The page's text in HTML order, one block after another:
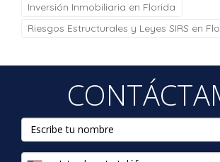
Inversión Inmobiliaria en Florida
Riesgos Estructurales y Leyes SIRS en